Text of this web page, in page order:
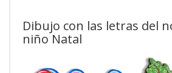
Dibujo con las letras del
niño Natal